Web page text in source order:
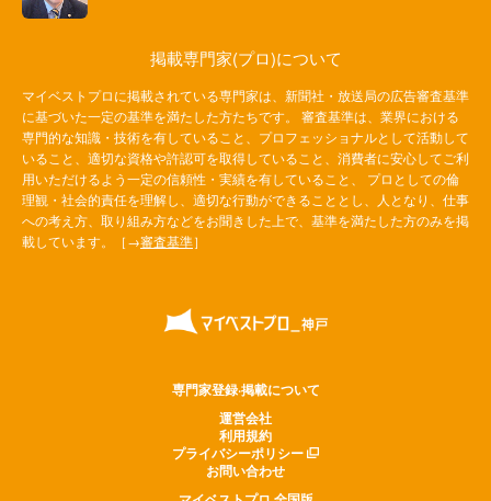
掲載専門家(プロ)について
マイベストプロに掲載されている専門家は、新聞社・放送局の広告審査基準
に基づいた一定の基準を満たした方たちです。 審査基準は、業界における
専門的な知識・技術を有していること、プロフェッショナルとして活動して
いること、適切な資格や許認可を取得していること、消費者に安心してご利
用いただけるよう一定の信頼性・実績を有していること、 プロとしての倫
理観・社会的責任を理解し、適切な行動ができることとし、人となり、仕事
への考え方、取り組み方などをお聞きした上で、基準を満たした方のみを掲
載しています。［→審査基準］
専門家登録·掲載について
運営会社
利用規約
プライバシーポリシー
お問い合わせ